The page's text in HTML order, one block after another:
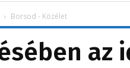
Borsod - Közélet